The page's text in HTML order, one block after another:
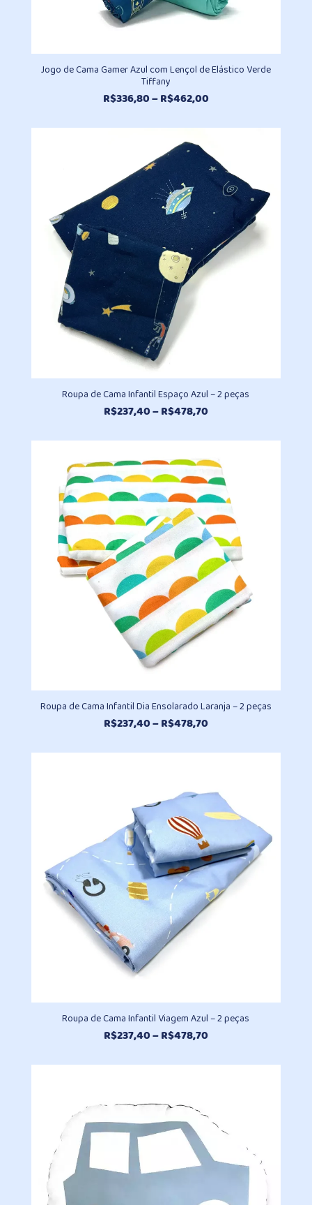
Jogo de Cama Gamer Azul com Lençol de Elástico Verde
Tiffany
R$336,80–R$462,00Faixa
preço:
através
R$462,00
Roupa de Cama Infantil Espaço Azul – 2 peças
R$237,40–R$478,70Faixa
preço:
R$237,40
através
R$478,70
Roupa de Cama Infantil Dia Ensolarado Laranja – 2 peças
R$237,40–R$478,70Faixa
preço:
R$478,70
Roupa de Cama Infantil Viagem Azul – 2 peças
R$237,40–R$478,70Faixa
preço:
R$478,70